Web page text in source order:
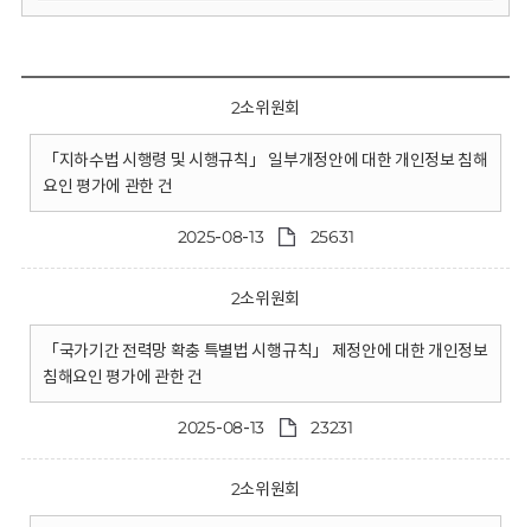
2소위원회
「지하수법 시행령 및 시행규칙」 일부개정안에 대한 개인정보 침해
요인 평가에 관한 건
2025-08-13 25631
2소위원회
「국가기간 전력망 확충 특별법 시행규칙」 제정안에 대한 개인정보
침해요인 평가에 관한 건
2025-08-13 23231
2소위원회